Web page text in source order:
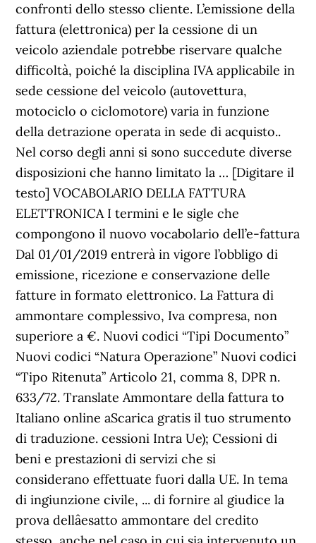
confronti dello stesso cliente. L’emissione della
fattura (elettronica) per la cessione di un
veicolo aziendale potrebbe riservare qualche
difficoltà, poiché la disciplina IVA applicabile in
sede cessione del veicolo (autovettura,
motociclo o ciclomotore) varia in funzione
della detrazione operata in sede di acquisto..
Nel corso degli anni si sono succedute diverse
disposizioni che hanno limitato la … [Digitare il
testo] VOCABOLARIO DELLA FATTURA
ELETTRONICA I termini e le sigle che
compongono il nuovo vocabolario dell’e-fattura
Dal 01/01/2019 entrerà in vigore l’obbligo di
emissione, ricezione e conservazione delle
fatture in formato elettronico. La Fattura di
ammontare complessivo, Iva compresa, non
superiore a €. Nuovi codici “Tipi Documento”
Nuovi codici “Natura Operazione” Nuovi codici
“Tipo Ritenuta” Articolo 21, comma 8, DPR n.
633/72. Translate Ammontare della fattura to
Italiano online aScarica gratis il tuo strumento
di traduzione. cessioni Intra Ue); Cessioni di
beni e prestazioni di servizi che si
considerano effettuate fuori dalla UE. In tema
di ingiunzione civile, ... di fornire al giudice la
prova dellâesatto ammontare del credito